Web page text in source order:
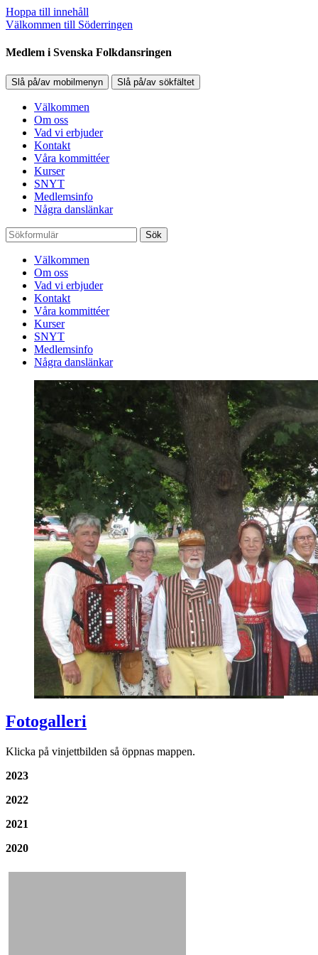
Hoppa till innehåll
Välkommen till Söderringen
Medlem i Svenska Folkdansringen
Slå på/av mobilmenyn Slå på/av sökfältet
Välkommen
Om oss
Vad vi erbjuder
Kontakt
Våra kommittéer
Kurser
SNYT
Medlemsinfo
Några danslänkar
Sök
Välkommen
Om oss
Vad vi erbjuder
Kontakt
Våra kommittéer
Kurser
SNYT
Medlemsinfo
Några danslänkar
Fotogalleri
Klicka på vinjettbilden så öppnas mappen.
2023
2022
2021
2020